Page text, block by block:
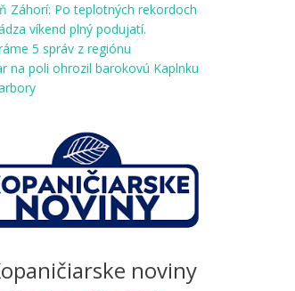
Záhorí: Po teplotných rekordoch
víkend plný podujatí.
5 správ z regiónu
na poli ohrozil barokovú Kaplnku
noviny